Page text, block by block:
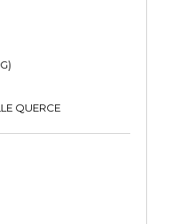
QUERCE